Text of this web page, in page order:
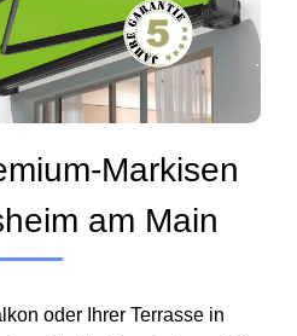
am Main
oder Ihrer Terrasse in